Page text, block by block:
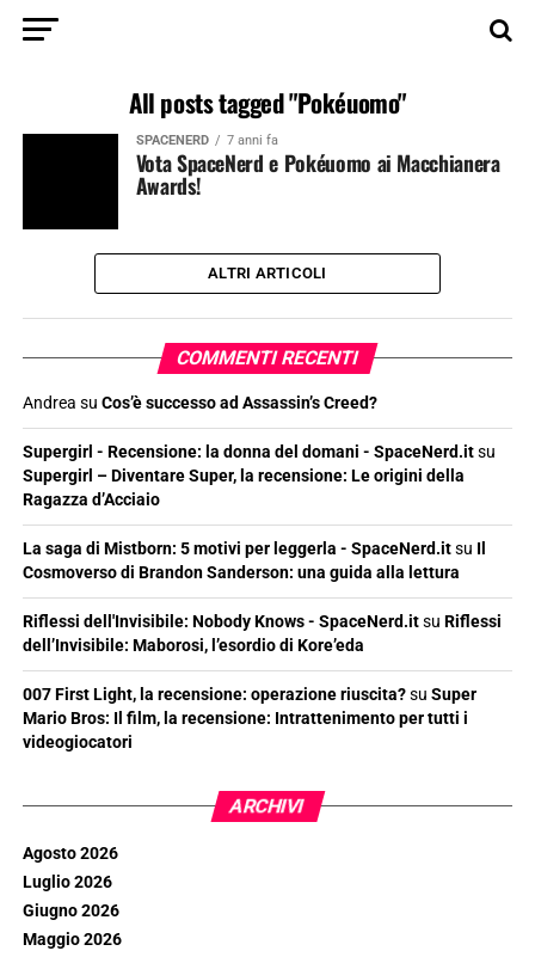
All posts tagged "Pokéuomo"
SPACENERD 7 anni fa
Vota SpaceNerd e Pokéuomo ai Macchianera
Awards!
ALTRI ARTICOLI
COMMENTI RECENTI
Andrea su Cos’è successo ad Assassin’s Creed?
Supergirl - Recensione: la donna del domani - SpaceNerd.itsu
Supergirl – Diventare Super, la recensione: Le origini della
Ragazza d’Acciaio
La saga di Mistborn: 5 motivi per leggerla - SpaceNerd.itsu Il
Cosmoverso di Brandon Sanderson: una guida alla lettura
Riflessi dell'Invisibile: Nobody Knows - SpaceNerd.itsu Riflessi
dell’Invisibile: Maborosi, l’esordio di Kore’eda
007 First Light, la recensione: operazione riuscita?su Super
Mario Bros: Il film, la recensione: Intrattenimento per tutti i
videogiocatori
ARCHIVI
Agosto 2026
Luglio 2026
Giugno 2026
Maggio 2026